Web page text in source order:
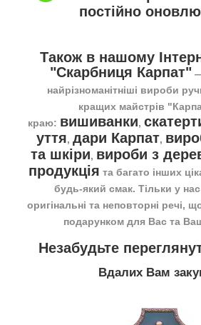
постійно
Також в нашому
"Скарбниця Карпат"
найрізноманітніші вироби
кращих майстрів
краю: вишиванки,
уття, дари Карпат,
та шкіри, вироби з
продукція та багато інших
будь-який смак. Тільки у
оригінальні та неповторні речі,
подарунком для Вас та
Незабудьте
Вдалих Вам